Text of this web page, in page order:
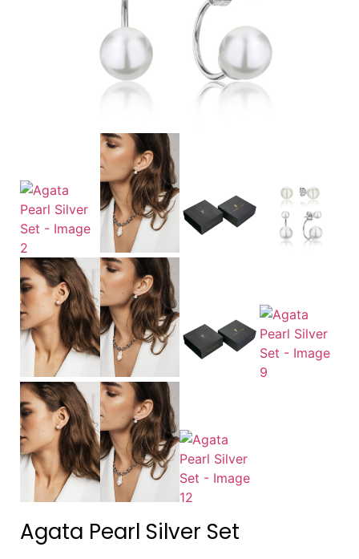
Agata Pearl Silver Set